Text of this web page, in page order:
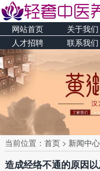
网站首页 关于我们
人才招聘
联系我们
当前位置： 首页> 新闻中心
造成经络不通的原因